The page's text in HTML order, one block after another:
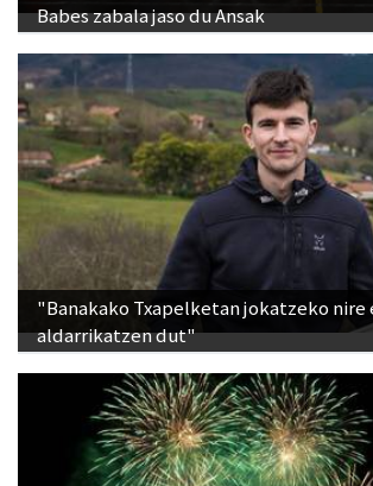
Babes zabala jaso du Ansak
"Banakako Txapelketan jokatzeko nire
aldarrikatzen dut"